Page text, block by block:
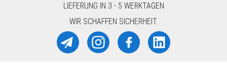
LIEFERUNG IN 3 - 5 WERKTAGEN
WIR SCHAFFEN SICHERHEIT.